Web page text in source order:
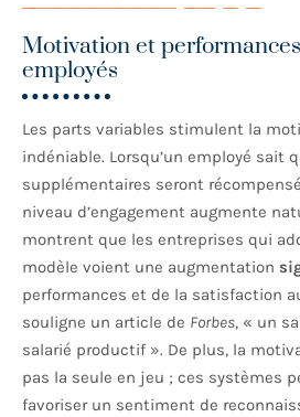
Motivation et
employés
Les parts variables stimulent la
indéniable. Lorsqu’un employé sait
supplémentaires seront
niveau d’engagement augmente
montrent que les entreprises qui
modèle voient une augmentation
performances et de la satisfaction
souligne un article de Forbes, « un
salarié productif ». De plus, la
pas la seule en jeu ; ces systèmes
favoriser un sentiment de